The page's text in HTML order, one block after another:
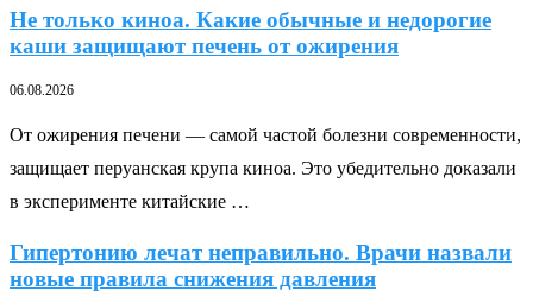
Не только киноа. Какие обычные и недорогие
каши защищают печень от ожирения
06.08.2026
От ожирения печени — самой частой болезни современности,
защищает перуанская крупа киноа. Это убедительно доказали
в эксперименте китайские …
Гипертонию лечат неправильно. Врачи назвали
новые правила снижения давления